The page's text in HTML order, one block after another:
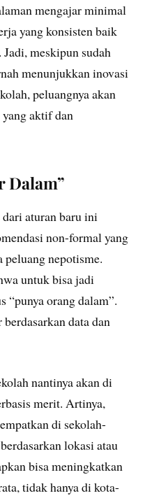
mengajar minimal
yang konsisten baik
meskipun sudah
menunjukkan inovasi
peluangnya akan
aktif dan
Dalam”
aturan baru ini
non-formal yang
peluang nepotisme.
untuk bisa jadi
“punya orang dalam”.
data dan
nantinya akan di
merit. Artinya,
di sekolah-
lokasi atau
bisa meningkatkan
tidak hanya di kota-